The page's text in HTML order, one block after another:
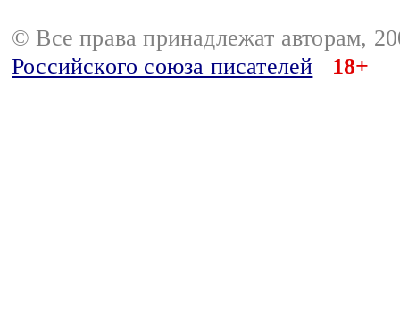
© Все права принадлежат авторам,
Российского союза писателей
18+